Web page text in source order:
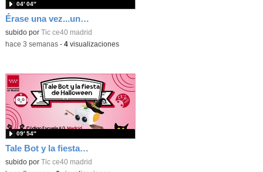
Érase una vez...un castillo medieval
subido por Tic ce40 madrid
04′ 04″
-hace 3 semanas- 4visualizaciones
Tale Bot y la fiesta de Halloween
subido por Tic ce40 madrid
09′ 54″